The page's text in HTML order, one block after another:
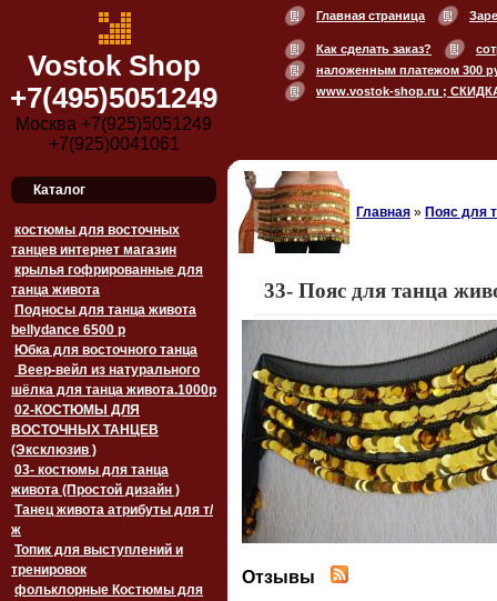
Vostok Shop
+7(495)5051249
Москва +7(925)5051249
+7(925)0041061
Главная страница
Как сделать заказ?
наложенным платежом 300
www.vostok-shop.ru ;
Каталог
костюмы для восточных
танцев интернет магазин
крылья гофрированные для
танца живота
Подносы для танца живота
bellydance 6500 p
Юбка для восточного танца
Веер-вейл из натурального
шёлка для танца живота.1000p
02-КОСТЮМЫ ДЛЯ
ВОСТОЧНЫХ ТАНЦЕВ
(Эксклюзив )
03- костюмы для танца
живота (Простой дизайн )
Танец живота атрибуты для т/
ж
Топик для выступлений и
тренировок
фольклорные Костюмы для
Главная » Пояс для
33- Пояс для танца
Отзывы